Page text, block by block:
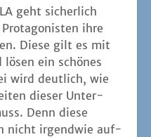
geht sicher­lich
ihre
Die­se gilt es mit
ein schö­nes
wird deut­lich, wie
die­ser Unter­
Denn die­se
nicht irgend­wie auf­